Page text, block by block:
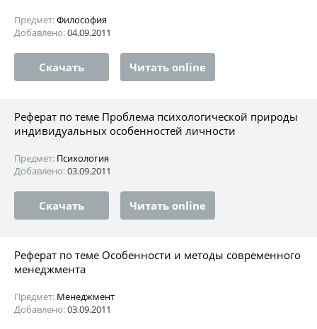
Предмет:Философия
Добавлено:04.09.2011
Скачать Читать online
Реферат по теме Проблема психологической природы
индивидуальных особенностей личности
Предмет: Психология
Добавлено:03.09.2011
Скачать Читать online
Реферат по теме Особенности и методы современного
менеджмента
Предмет: Менеджмент
Добавлено:03.09.2011